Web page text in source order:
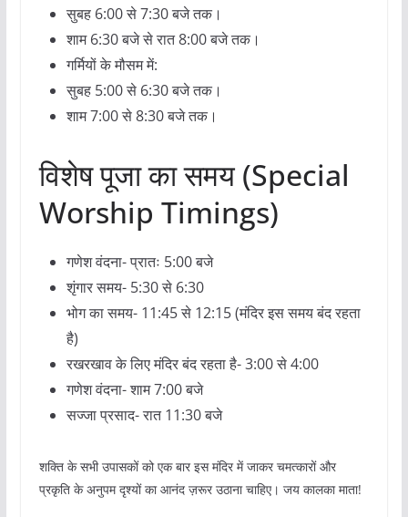
सुबह 6:00 से 7:30 बजे तक।
शाम 6:30 बजे से रात 8:00 बजे तक।
गर्मियों के मौसम में:
सुबह 5:00 से 6:30 बजे तक।
शाम 7:00 से 8:30 बजे तक।
विशेष पूजा का समय (Special
Worship Timings)
गणेश वंदना- प्रातः 5:00 बजे
शृंगार समय- 5:30 से 6:30
भोग का समय- 11:45 से 12:15 (मंदिर इस समय बंद रहता
है)
रखरखाव के लिए मंदिर बंद रहता है- 3:00 से 4:00
गणेश वंदना- शाम 7:00 बजे
सज्जा प्रसाद- रात 11:30 बजे
शक्ति के सभी उपासकों को एक बार इस मंदिर में जाकर चमत्कारों और
प्रकृति के अनुपम दृश्यों का आनंद ज़रूर उठाना चाहिए। जय कालका माता!